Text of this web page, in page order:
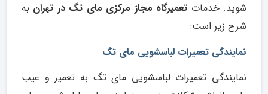
شوید. خدمات تعمیرگاه مجاز مرکزی مای تگ در تهران به
شرح زیر است:
نمایندگی تعمیرات لباسشویی مای تگ
نمایندگی تعمیرات لباسشویی مای تگ به تعمیر و عیب